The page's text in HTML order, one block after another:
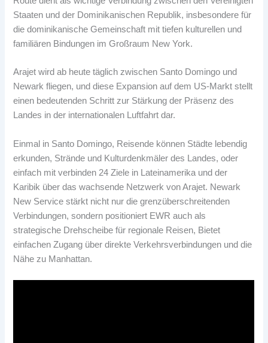
Staaten und der Dominikanischen Republik, insbesondere für
die dominikanische Gemeinschaft mit tiefen kulturellen und
familiären Bindungen im Großraum New York.
Arajet wird ab heute täglich zwischen Santo Domingo und
Newark fliegen, und diese Expansion auf dem US-Markt stellt
einen bedeutenden Schritt zur Stärkung der Präsenz des
Landes in der internationalen Luftfahrt dar.
Einmal in Santo Domingo, Reisende können Städte lebendig
erkunden, Strände und Kulturdenkmäler des Landes, oder
einfach mit verbinden 24 Ziele in Lateinamerika und der
Karibik über das wachsende Netzwerk von Arajet. Newark
New Service stärkt nicht nur die grenzüberschreitenden
Verbindungen, sondern positioniert EWR auch als
strategische Drehscheibe für regionale Reisen, Bietet
einfachen Zugang über direkte Verkehrsverbindungen und die
Nähe zu Manhattan.